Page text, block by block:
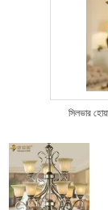
সিলভার